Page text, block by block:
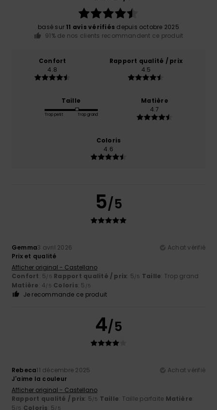
basé sur 11 avis vérifiés depuis octobre 2025
91% de nos clients recommandent ce produit
Confort
4.8
Rapport qualité / prix
4.5
Taille
Trop petit Trop grand
Matière
4.7
Coloris
4.6
5/5
Gemma3 avril 2026
Achat vérifié
Prix et qualité
Afficher original - Castellano
Confort: 5/5 Rapport qualité / prix: 5/5 Taille: Trop grand
Matière: 4/5 Coloris: 5 /5
Je recommande ce produit
4/5
Rebeca11 décembre 2025
Achat vérifié
J'aime la couleur
Afficher original - Castellano
Rapport qualité / prix: 5/5 Taille: Taille parfaite Matière:
5/5 Coloris: 5/5